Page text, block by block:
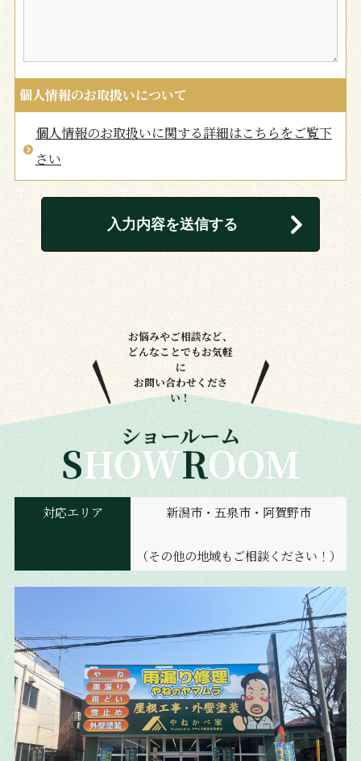
個人情報のお取扱いについて
個人情報のお取扱いに関する詳細はこちらをご覧下
さい
お悩みやご相談など、
どんなことでもお気軽
に
お問い合わせくださ
い！
ショールーム
SHOW ROOM
対応エリア 新潟市・五泉市・阿賀野市
（その他の地域もご相談ください！）